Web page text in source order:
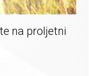
na proljetni